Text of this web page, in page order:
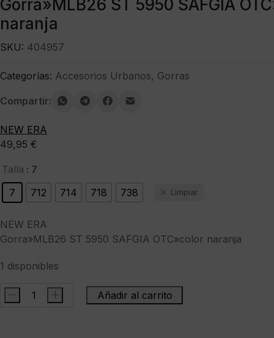
Gorra»MLB26 ST 5950 SAFGIA
naranja
49,95 €
Talla : 7
7
712 714 718 738 Limpiar
NEW ERA
Gorra»MLB26 ST 5950 SAFGIA OTC»color naranja
1 disponibles
NEW
- + Añadir al carrito
SKU: 404957
Categorías: Accesorios Urbanos, Gorras
Compartir:
NEW ERA